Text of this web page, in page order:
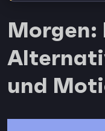
Morgen:
und